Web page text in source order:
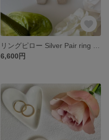
6,600円